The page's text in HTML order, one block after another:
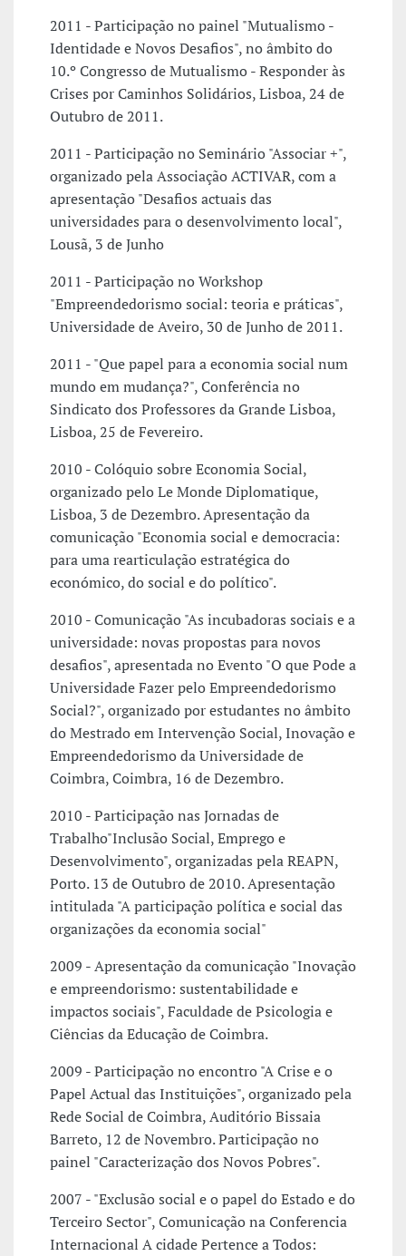
2011 - Participação no painel "Mutualismo -
Identidade e Novos Desafios", no âmbito do
10.º Congresso de Mutualismo - Responder às
Crises por Caminhos Solidários, Lisboa, 24 de
Outubro de 2011.
2011 - Participação no Seminário "Associar +",
organizado pela Associação ACTIVAR, com a
apresentação "Desafios actuais das
universidades para o desenvolvimento local",
Lousã, 3 de Junho
2011 - Participação no Workshop
"Empreendedorismo social: teoria e práticas",
Universidade de Aveiro, 30 de Junho de 2011.
2011 - "Que papel para a economia social num
mundo em mudança?", Conferência no
Sindicato dos Professores da Grande Lisboa,
Lisboa, 25 de Fevereiro.
2010 - Colóquio sobre Economia Social,
organizado pelo Le Monde Diplomatique,
Lisboa, 3 de Dezembro. Apresentação da
comunicação "Economia social e democracia:
para uma rearticulação estratégica do
económico, do social e do político".
2010 - Comunicação "As incubadoras sociais e a
universidade: novas propostas para novos
desafios", apresentada no Evento "O que Pode a
Universidade Fazer pelo Empreendedorismo
Social?", organizado por estudantes no âmbito
do Mestrado em Intervenção Social, Inovação e
Empreendedorismo da Universidade de
Coimbra, Coimbra, 16 de Dezembro.
2010 - Participação nas Jornadas de
Trabalho"Inclusão Social, Emprego e
Desenvolvimento", organizadas pela REAPN,
Porto. 13 de Outubro de 2010. Apresentação
intitulada "A participação política e social das
organizações da economia social"
2009 - Apresentação da comunicação "Inovação
e empreendorismo: sustentabilidade e
impactos sociais", Faculdade de Psicologia e
Ciências da Educação de Coimbra.
2009 - Participação no encontro "A Crise e o
Papel Actual das Instituições", organizado pela
Rede Social de Coimbra, Auditório Bissaia
Barreto, 12 de Novembro. Participação no
painel "Caracterização dos Novos Pobres".
2007 - "Exclusão social e o papel do Estado e do
Terceiro Sector", Comunicação na Conferencia
Internacional A cidade Pertence a Todos: